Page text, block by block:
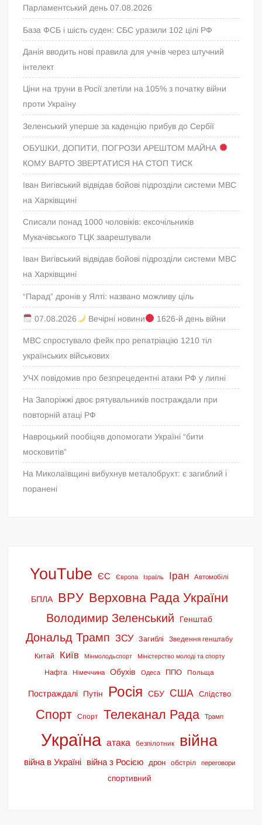
Парламентський день 07.08.2026
База ФСБ і шість суден: СБС уразили 102 цілі РФ
Данія вводить нові правила для учнів через штучний
інтелект
Ціни на труни в Росії злетіли на 105% з початку війни
проти Україну
Зеленський уперше за каденцію прибув до Сербії
ОБУШКИ, ДОПИТИ, ПОГРОЗИ АРЕШТОМ МАЙНА
КОМУ ВАРТО ЗВЕРТАТИСЯ НА СТОП ТИСК
Іван Вигівський відвідав бойові підрозділи системи МВС
на Харківщині
Списали понад 1000 чоловіків: ексочільників
Мукачівського ТЦК заарештували
Іван Вигівський відвідав бойові підрозділи системи МВС
на Харківщині
“Парад” дронів у Ялті: названо можливу ціль
07.08.2026 Вечірні новини 1626-й день війни
МВС спростувало фейк про репатріацію 1210 тіл
українських військових
УЧХ повідомив про безпрецедентні атаки РФ у липні
На Запоріжжі двоє рятувальників постраждали при
повторній атаці РФ
Навроцький пообіцяв допомогати Україні “бити
московитів”
На Миколаївщині вибухнув металобрухт: є загиблий і
поранені
YouTube ЄС Європа Ізраїль Іран Автомобілі
БПЛА ВРУ Верховна Рада України
Володимир Зеленський Генштаб
Дональд Трамп ЗСУ Загиблі Зведення генштабу
Китай Київ Мінмолодьспорт Міністерство молоді та спорту
Нафта Німеччина Обухів Одеса ППО Польща
Постраждалі Путін Росія СБУ США Слідство
Спорт Спорт Телеканал Рада Трамп
Україна атака безпілотник війна
війна в Україні війна з Росією дрон обстріл переговори
спортивний